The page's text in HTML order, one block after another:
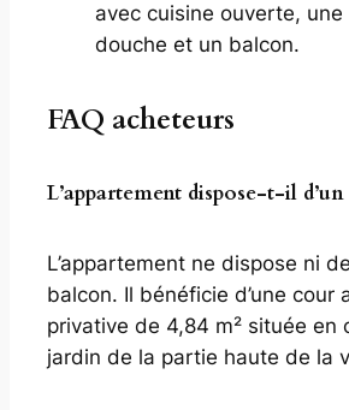
avec cuisine ouverte, une
douche et un balcon.
FAQ acheteurs
L’appartement dispose-t-il
L’appartement ne dispose ni
balcon. Il bénéficie d’une cour
privative de 4,84 m² située en
jardin de la partie haute de la